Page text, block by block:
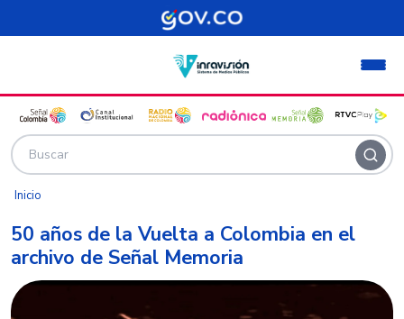
Pasar al contenido principal
Inicio
50 años de la Vuelta a Colombia en el
archivo de Señal Memoria